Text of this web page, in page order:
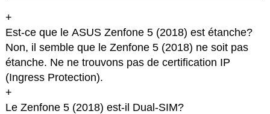
+
Est-ce que le ASUS Zenfone 5 (2018) est étanche?
Non, il semble que le Zenfone 5 (2018) ne soit pas
étanche. Ne ne trouvons pas de certification IP
(Ingress Protection).
+
Le Zenfone 5 (2018) est-il Dual-SIM?